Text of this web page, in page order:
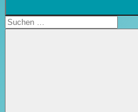
öffnen
Suchen
nach: